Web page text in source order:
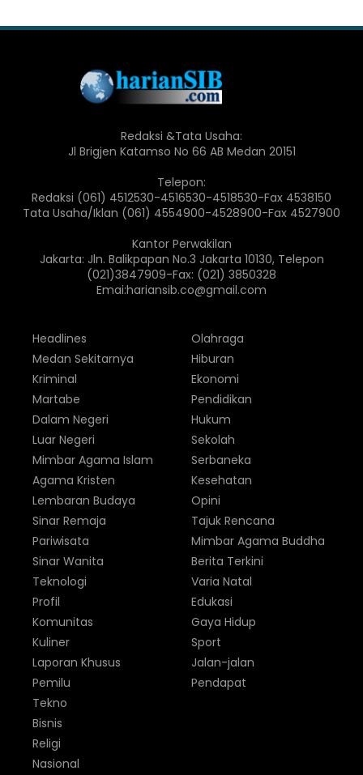
Redaksi &Tata Usaha:
Jl Brigjen Katamso No 66 AB Medan 20151
Telepon:
Redaksi (061) 4512530-4516530-4518530-Fax 4538150
Tata Usaha/Iklan (061) 4554900-4528900-Fax 4527900
Kantor Perwakilan
Jakarta: Jln. Balikpapan No.3 Jakarta 10130, Telepon
(021)3847909-Fax: (021) 3850328
Emai:hariansib.co@gmail.com
Headlines
Medan Sekitarnya
Kriminal
Martabe
Dalam Negeri
Luar Negeri
Olahraga
Hiburan
Ekonomi
Pendidikan
Hukum
Sekolah
Mimbar Agama Islam
Agama Kristen
Lembaran Budaya
Sinar Remaja
Pariwisata
Sinar Wanita
Serbaneka
Kesehatan
Opini
Tajuk Rencana
Mimbar Agama Buddha
Berita Terkini
Teknologi
Profil
Komunitas
Kuliner
Laporan Khusus
Pemilu
Varia Natal
Edukasi
Gaya Hidup
Sport
Jalan-jalan
Pendapat
Tekno
Bisnis
Religi
Nasional